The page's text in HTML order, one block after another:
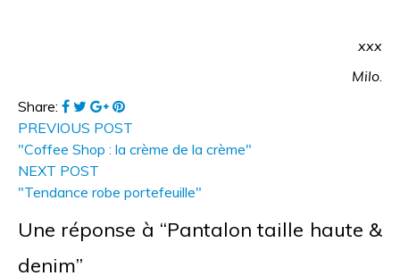
xxx
Milo.
Share:
PREVIOUS POST
"Coffee Shop : la crème de la crème"
NEXT POST
"Tendance robe portefeuille"
Une réponse à “Pantalon taille haute &
denim”